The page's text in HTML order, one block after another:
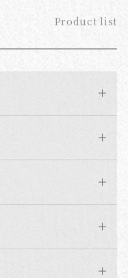
Product list